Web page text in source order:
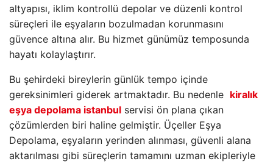
altyapısı, iklim kontrollü depolar ve düzenli kontrol
süreçleri ile eşyaların bozulmadan korunmasını
güvence altına alır. Bu hizmet günümüz temposunda
hayatı kolaylaştırır.
Bu şehirdeki bireylerin günlük tempo içinde
gereksinimleri giderek artmaktadır. Bu nedenle kiralık
eşya depolama istanbul servisi ön plana çıkan
çözümlerden biri haline gelmiştir. Üçeller Eşya
Depolama, eşyaların yerinden alınması, güvenli alana
aktarılması gibi süreçlerin tamamını uzman ekipleriyle